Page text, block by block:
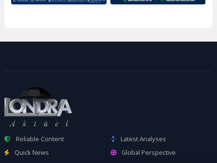
Reliable Content
Latest Analyses
Quick News
Global Perspective